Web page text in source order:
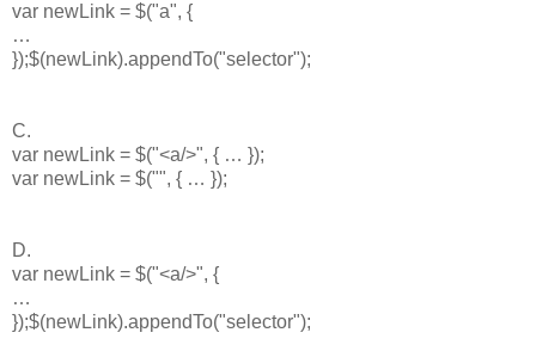
var newLink = $("a", {
…
});$(newLink).appendTo("selector");
C.
var newLink = $("<a/>", { … });
var newLink = $("", { … });
D.
var newLink = $("<a/>", {
…
});$(newLink).appendTo("selector");